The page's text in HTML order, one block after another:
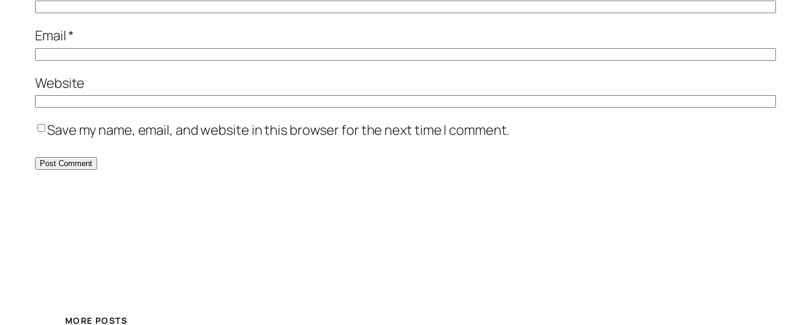
Email*
Website
Save my name, email, and website in this browser for the next time I comment.
MORE POSTS